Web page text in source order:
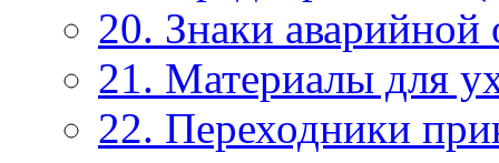
20. Знаки
21. Материалы для
22. Переходники